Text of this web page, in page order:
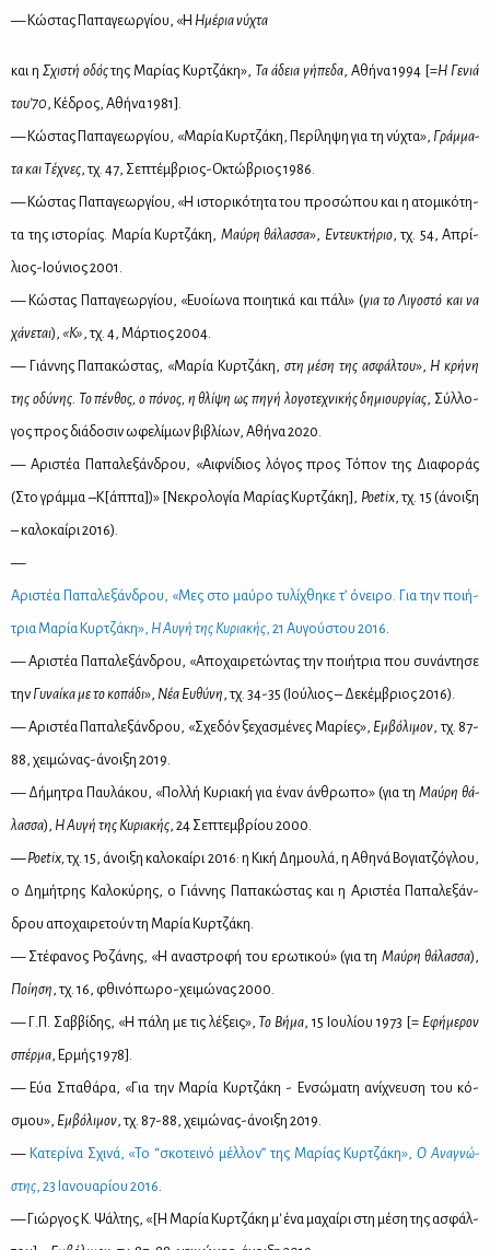
— Κώ­στας Πα­πα­γε­ωρ­γί­ου, «Η Ημέ­ρια νύ­χτα
και η Σχι­στή οδόςτης Μα­ρί­ας Κυρ­τζά­κη», Τα άδεια γή­πε­δα, Αθή­να 1994 [=Η Γε­νιά
του­’70, Κέ­δρος, Αθή­να 1981].
— Κώ­στας Πα­πα­γε­ωρ­γί­ου, «Μα­ρία Κυρ­τζά­κη, Πε­ρί­λη­ψη για τη νύ­χτα», Γράμ­μα­
τα και Τέ­χνες, τχ. 47, Σε­πτέμ­βριος-Οκτώ­βριος 1986.
— Κώ­στας Πα­πα­γε­ωρ­γί­ου, «Η ιστο­ρι­κό­τη­τα του προ­σώ­που και η ατο­μι­κό­τη­
τα της ιστο­ρί­ας. Μα­ρία Κυρ­τζά­κη, Μαύ­ρη θά­λασ­σα», Εντευ­κτή­ριο, τχ. 54, Απρί­
λιος-Ιού­νιος 2001.
— Κώ­στας Πα­πα­γε­ωρ­γί­ου, «Ευοί­ω­να ποι­η­τι­κά και πά­λι» (για το Λι­γο­στό και να
χά­νε­ται), «Κ», τχ. 4, Μάρ­τιος 2004.
— Γιάν­νης Πα­πα­κώ­στας, «Μα­ρία Κυρ­τζά­κη, στη μέ­ση της ασφάλ­του», Η κρή­νη
της οδύ­νης. Το πέν­θος, ο πό­νος, η θλί­ψη ως πη­γή λο­γο­τε­χνι­κής δη­μιουρ­γί­ας, Σύλ­λο­
γος προς διά­δο­σιν ωφε­λί­μων βι­βλί­ων, Αθή­να 2020.
— Αρι­στέα Πα­πα­λε­ξάν­δρου, «Αιφ­νί­διος λό­γος προς Τό­πον της Δια­φο­ράς
(Στο γράμ­μα –Κ[άπ­πα])» [Νε­κρο­λο­γία Μα­ρί­ας Κυρ­τζά­κη], Poetix, τχ. 15 (άνοι­ξη
– κα­λο­καί­ρι 2016).
—
Αρι­στέα Πα­πα­λε­ξάν­δρου, «Μες στο μαύ­ρο τυ­λί­χθη­κε τ’ όνει­ρο. Για την ποι­ή­
τρια Μα­ρία Κυρ­τζά­κη», Η Αυ­γή της Κυ­ρια­κής, 21 Αυ­γού­στου 2016.
— Αρι­στέα Πα­πα­λε­ξάν­δρου, «Απο­χαι­ρε­τώ­ντας την ποι­ή­τρια που συ­νά­ντη­σε
την Γυ­ναί­κα με το κο­πά­δι», Νέα Ευ­θύ­νη, τχ. 34-35 (Ιού­λιος – Δε­κέμ­βριος 2016).
— Αρι­στέα Πα­πα­λε­ξάν­δρου, «Σχε­δόν ξε­χα­σμέ­νες Μα­ρί­ες», Εμ­βό­λι­μον, τχ. 87-
88, χει­μώ­νας-άνοι­ξη 2019.
— Δή­μη­τρα Παυ­λά­κου, «Πολ­λή Κυ­ρια­κή για έναν άν­θρω­πο» (για τη Μαύ­ρη θά­
λασ­σα), Η Αυ­γή της Κυ­ρια­κής, 24 Σε­πτεμ­βρί­ου 2000.
— Poetix,τχ. 15, άνοι­ξη κα­λο­καί­ρι 2016: η Κι­κή Δη­μου­λά, η Αθη­νά Βο­για­τζό­γλου,
ο Δη­μή­τρης Κα­λο­κύ­ρης, ο Γιάν­νης Πα­πα­κώ­στας και η Αρι­στέα Πα­πα­λε­ξάν­
δρου απο­χαι­ρε­τούν τη Μα­ρία Κυρ­τζά­κη.
— Στέ­φα­νος Ρο­ζά­νης, «Η ανα­στρο­φή του ερω­τι­κού» (για τη Μαύ­ρη θά­λασ­σα),
Ποί­η­ση, τχ. 16, φθι­νό­πω­ρο-χει­μώ­νας 2000.
— Γ.Π. Σαβ­βί­δης, «Η πά­λη με τις λέ­ξεις», Το Βή­μα, 15 Ιου­λί­ου 1973 [= Εφή­με­ρον
σπέρ­μα, Ερ­μής 1978].
— Εύα Σπα­θά­ρα, «Για την Μα­ρία Κυρ­τζά­κη - Εν­σώ­μα­τη ανί­χνευ­ση του κό­
σμου», Εμ­βό­λι­μον, τχ. 87-88, χει­μώ­νας-άνοι­ξη 2019.
— Κα­τε­ρί­να Σχι­νά, «Το “σκο­τει­νό μέλ­λον” της Μα­ρί­ας Κυρ­τζά­κη»,Ο Ανα­γνώ­
στης, 23 Ια­νουα­ρί­ου 2016.
— Γιώρ­γος Κ. Ψάλ­της, «[Η Μα­ρία Κυρ­τζά­κη μ' ένα μα­χαί­ρι στη μέ­ση της ασφάλ­